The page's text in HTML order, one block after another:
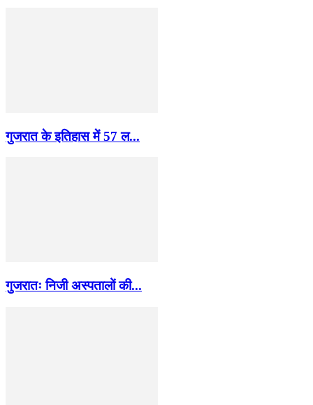
गुजरात के इतिहास में 57 ल...
गुजरातः निजी अस्पतालों की...